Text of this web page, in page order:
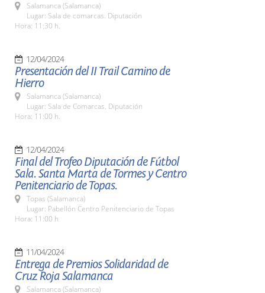
Salamanca (Salamanca)
Lugar: Sala de comarcas. Diputación
Hora: 11:30 h.
12/04/2024
Presentación del II Trail Camino de
Hierro
Salamanca (Salamanca)
Lugar: Sala de Comarcas. Diputación
Hora: 11:00 h.
12/04/2024
Final del Trofeo Diputación de Fútbol
Sala. Santa Marta de Tormes y Centro
Penitenciario de Topas.
Topas (Salamanca)
Lugar: Pabellón Centro Penitenciario de Topas
Hora: 11:00 h
11/04/2024
Entrega de Premios Solidaridad de
Cruz Roja Salamanca
Salamanca (Salamanca)